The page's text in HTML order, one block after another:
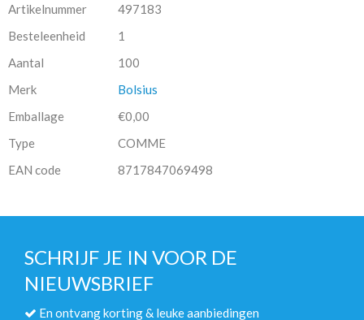
Artikelnummer
497183
Besteleenheid
1
Aantal
100
Merk
Bolsius
Emballage
€0,00
Type
COMME
EAN code
8717847069498
SCHRIJF JE IN VOOR DE
NIEUWSBRIEF
En ontvang korting & leuke aanbiedingen